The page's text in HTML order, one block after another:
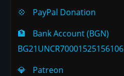
💠
PayPal Donation
🏦
Bank Account (BGN)
BG21UNCR70001525156106
💎
Patreon